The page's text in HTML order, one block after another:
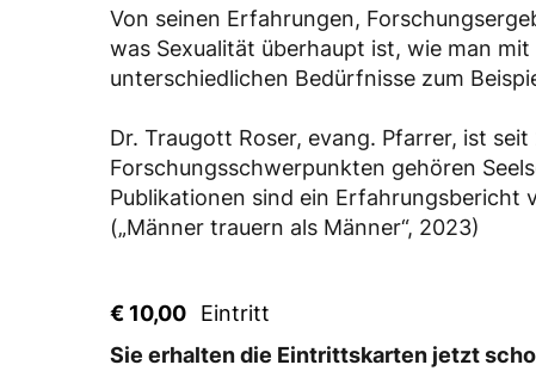
Von seinen Erfahrungen,
was Sexualität überhaupt ist, wie man
unterschiedlichen Bedürfnisse zum
Dr. Traugott Roser, evang. Pfarrer, ist
Forschungsschwerpunkten gehören
Publikationen sind ein Erfahrungsbericht
(„Männer trauern als Männer“, 2023)
€ 10,00
Eintritt
Sie erhalten die Eintrittskarten jetzt